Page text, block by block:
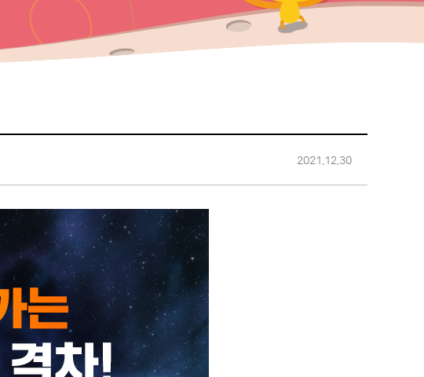
2021.12.30